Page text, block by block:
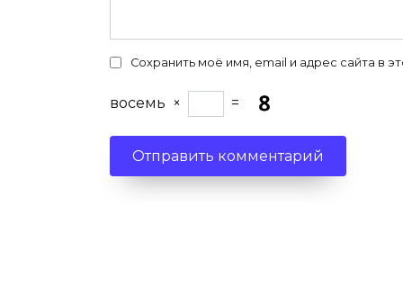
Сохранить моё имя, email и адрес сайта в
восемь × =